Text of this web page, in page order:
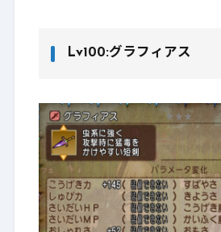
Lv100:グラフィアス